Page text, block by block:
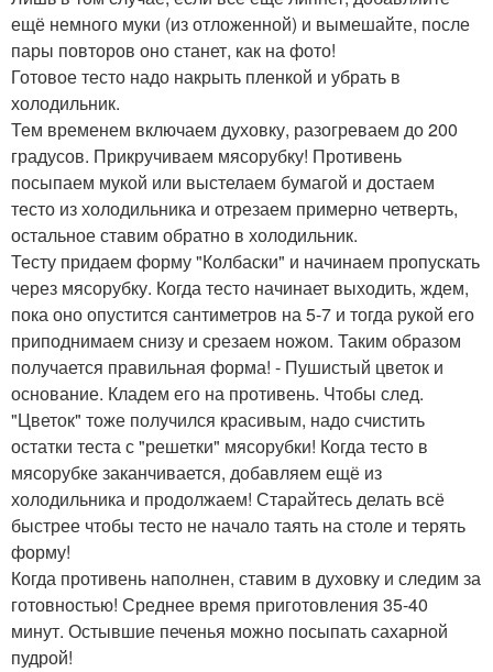
ещё немного муки (из отложенной) и вымешайте, после
пары повторов оно станет, как на фото!
Готовое тесто надо накрыть пленкой и убрать в
холодильник.
Тем временем включаем духовку, разогреваем до 200
градусов. Прикручиваем мясорубку! Противень
посыпаем мукой или выстелаем бумагой и достаем
тесто из холодильника и отрезаем примерно четверть,
остальное ставим обратно в холодильник.
Тесту придаем форму "Колбаски" и начинаем пропускать
через мясорубку. Когда тесто начинает выходить, ждем,
пока оно опустится сантиметров на 5-7 и тогда рукой его
приподнимаем снизу и срезаем ножом. Таким образом
получается правильная форма! - Пушистый цветок и
основание. Кладем его на противень. Чтобы след.
"Цветок" тоже получился красивым, надо счистить
остатки теста с "решетки" мясорубки! Когда тесто в
мясорубке заканчивается, добавляем ещё из
холодильника и продолжаем! Старайтесь делать всё
быстрее чтобы тесто не начало таять на столе и терять
форму!
Когда противень наполнен, ставим в духовку и следим за
готовностью! Среднее время приготовления 35-40
минут. Остывшие печенья можно посыпать сахарной
пудрой!